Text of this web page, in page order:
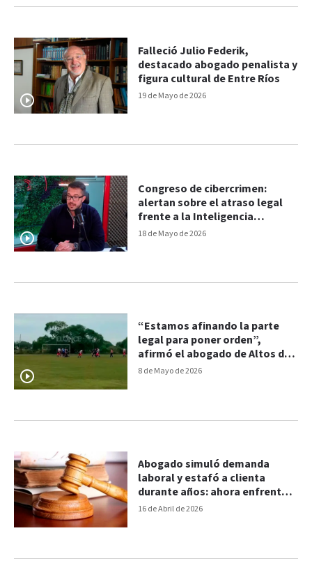
19 de Mayo de 2026
Falleció Julio Federik,
destacado abogado penalista y
figura cultural de Entre Ríos
18 de Mayo de 2026
Congreso de cibercrimen:
alertan sobre el atraso legal
frente a la Inteligencia
Artificial
8 de Mayo de 2026
“Estamos afinando la parte
legal para poner orden”,
afirmó el abogado de Altos del
Paracao tras la gresca
16 de Abril de 2026
Abogado simuló demanda
laboral y estafó a clienta
durante años: ahora enfrenta
hasta 6 años de prisión